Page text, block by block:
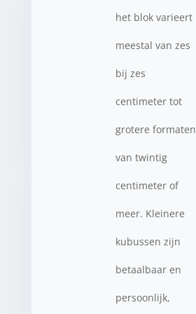
het blok varieert
meestal van zes
bij zes
centimeter tot
grotere formaten
van twintig
centimeter of
meer. Kleinere
kubussen zijn
betaalbaar en
persoonlijk,